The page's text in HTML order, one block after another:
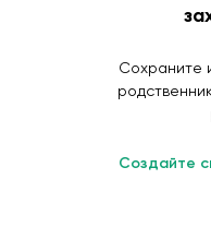
Сохраните
Создайте